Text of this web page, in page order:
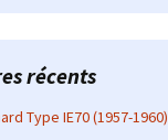
récents
Type IE70 (1957-1960)